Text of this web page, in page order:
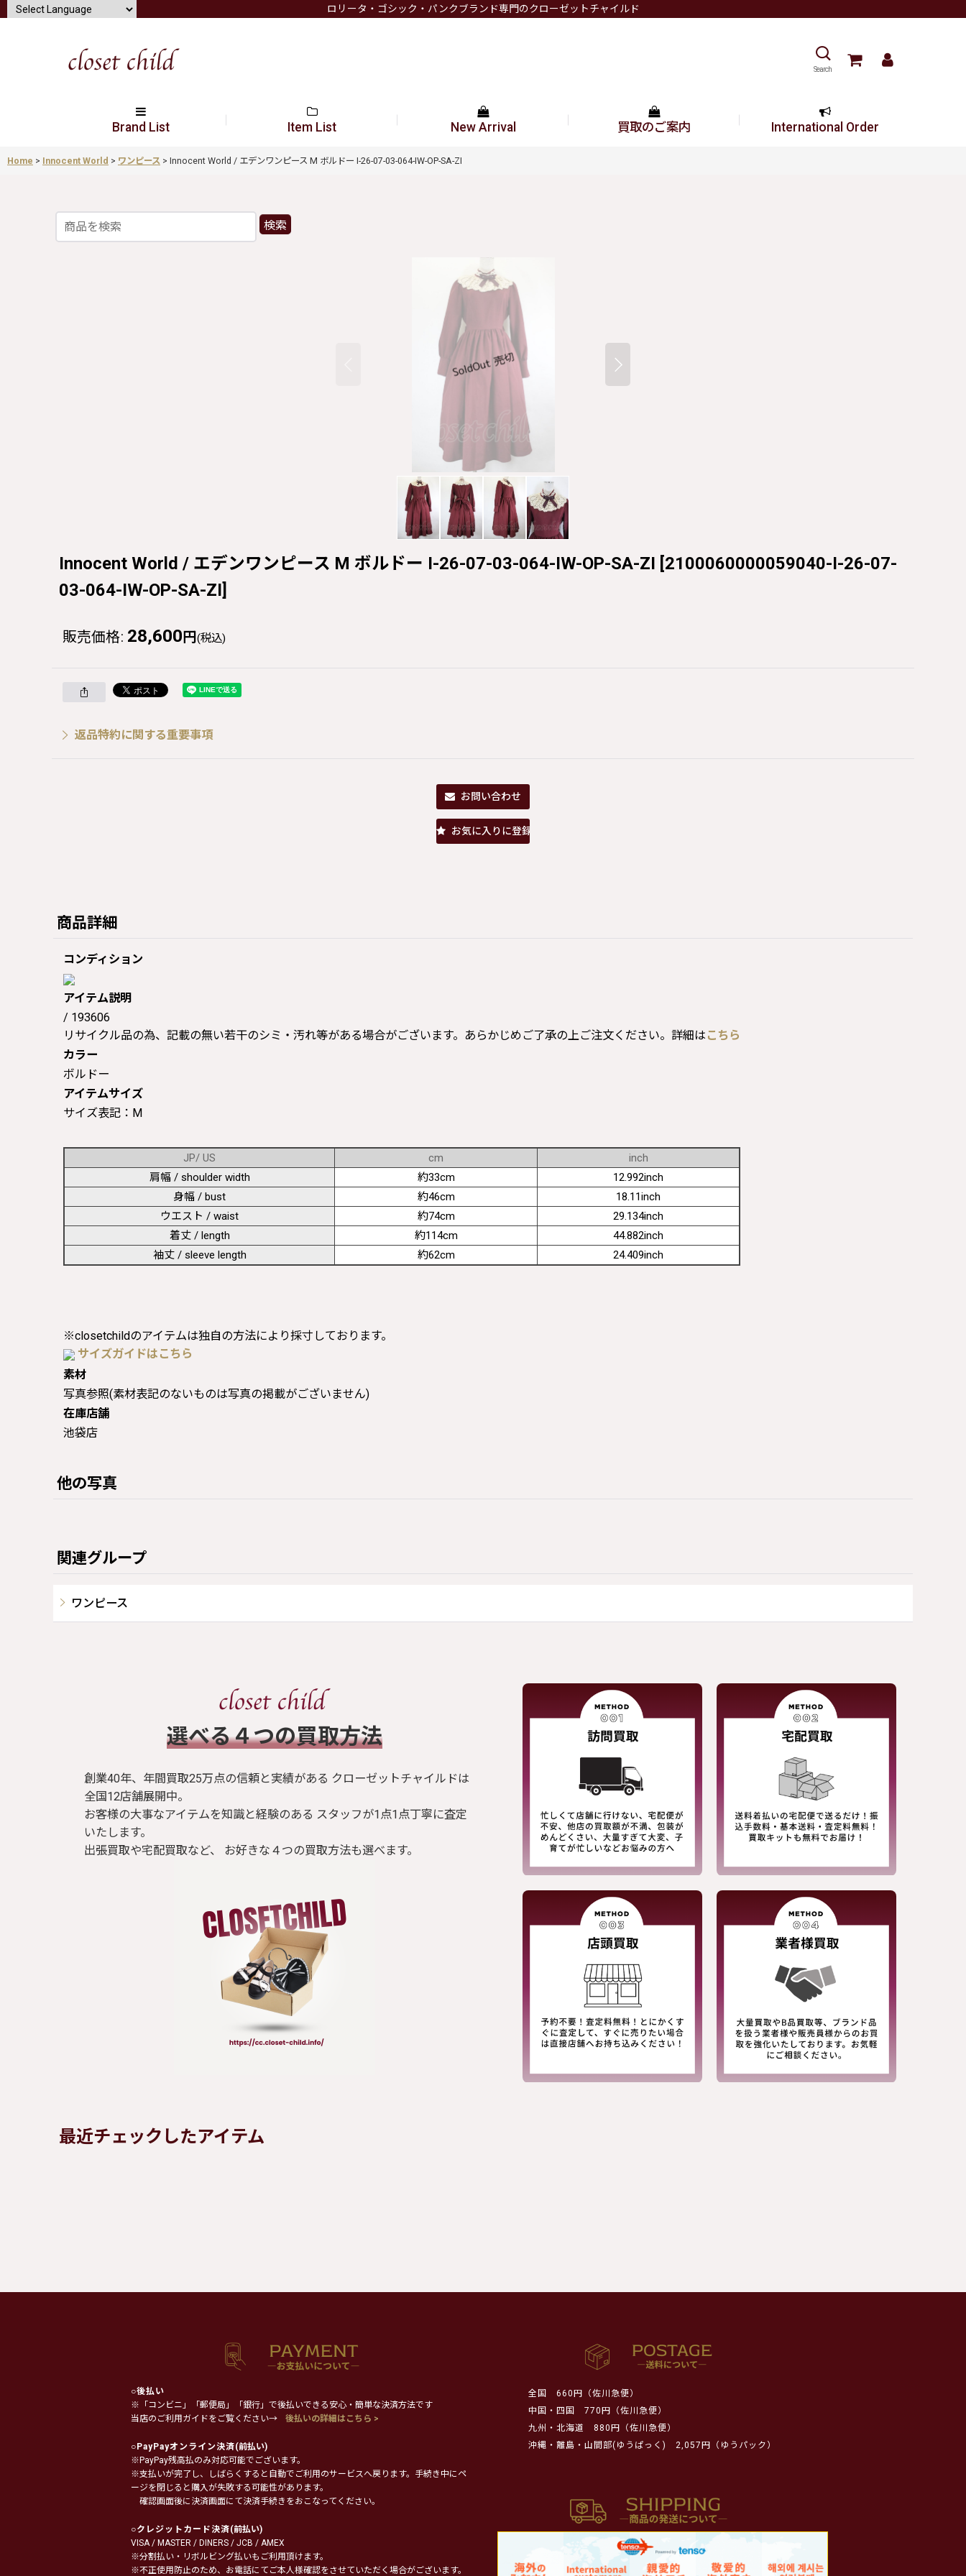
ロリータ・ゴシック・パンクブランド専門のクローゼットチャイルド
Search
Brand List Item List New Arrival 買取のご案内 International Order
Home > Innocent World > ワンピース > Innocent World / エデンワンピース M ボルドー I-26-07-03-064-IW-OP-SA-ZI
検索
Innocent World / エデンワンピース M ボルドー I-26-07-03-064-IW-OP-SA-ZI [2100060000059040-I-26-07-
03-064-IW-OP-SA-ZI]
販売価格: 28,600 円 (税込)
返品特約に関する重要事項
お問い合わせ
お気に入りに登録
商品詳細
コンディション
アイテム説明
/ 193606
リサイクル品の為、記載の無い若干のシミ・汚れ等がある場合がございます。あらかじめご了承の上ご注文ください。詳細は こちら
カラー
ボルドー
アイテムサイズ
サイズ表記：M
JP/ US cm
inch
肩幅 / shoulder width
約33cm
12.992inch
身幅 / bust
約46cm
18.11inch
ウエスト / waist
約74cm
29.134inch
着丈 / length
約114cm
44.882inch
袖丈 / sleeve length
約62cm 24.409inch
※closetchildのアイテムは独自の方法により採寸しております。
サイズガイドはこちら
素材
写真参照(素材表記のないものは写真の掲載がございません)
在庫店舗
池袋店
他の写真
関連グループ
ワンピース
​選べる４つの買取方法
創業40年、年間買取25万点の信頼と実績がある クローゼットチャイルドは
全国12店舗展開中。
お客様の大事なアイテムを知識と経験のある スタッフが1点1点丁寧に査定
いたします。
出張買取や宅配買取など、 お好きな４つの買取方法も選べます。
最近チェックしたアイテム
○後払い
※「コンビニ」「郵便局」「銀行」で後払いできる安心・簡単な決済方法です
当店のご利用ガイドをご覧ください→
後払いの詳細はこちら >
○PayPayオンライン決済(前払い)
※PayPay残高払のみ対応可能でございます。
※支払いが完了し、しばらくすると自動でご利用のサービスへ戻ります。手続き中にペ
ージを閉じると購入が失敗する可能性があります。
確認画面後に決済画面にて決済手続きをおこなってください。
○クレジットカード決済(前払い)
VISA / MASTER / DINERS / JCB / AMEX
※分割払い・リボルビング払いもご利用頂けます。
※不正使用防止のため、お電話にてご本人様確認をさせていただく場合がございます。
全国
660円（佐川急便）
中国・四国
770円（佐川急便）
九州・北海道
880円（佐川急便）
沖縄・離島・山間部(ゆうぱっく)
2,057円（ゆうパック）